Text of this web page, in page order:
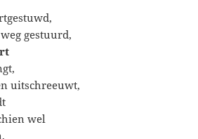
gestuurd,
uitschreeuwt,
wel